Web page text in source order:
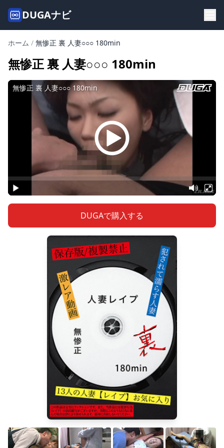
DUGAナビ
ホーム / 無惨正 裏 人妻○○○ 180min
無惨正 裏 人妻○○○ 180min
DUGAで購入する